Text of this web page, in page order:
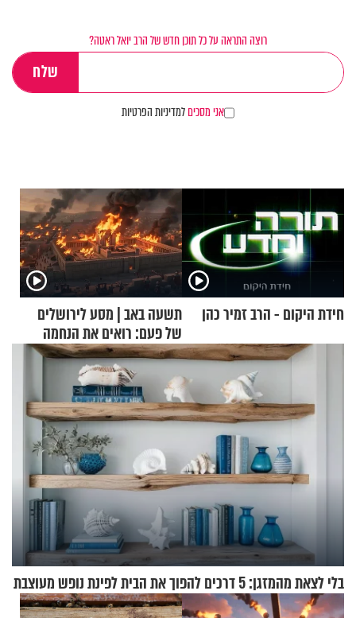
רוצה התראה על כל תוכן חדש של הרב יואל ראטה?
אני מסכיםלמדיניות הפרטיות
חידת היקום - הרב זמיר כהן
תשעה באב | מסע לירושלים
של פעם: רואים את הנחמה
בלי לצאת מהמזגן: 5 דרכים להפוך את הבית לפינת נופש מעוצבת